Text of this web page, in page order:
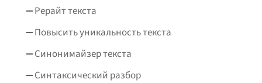
Рерайт текста
Повысить уникальность текста
Синонимайзер текста
Синтаксический разбор